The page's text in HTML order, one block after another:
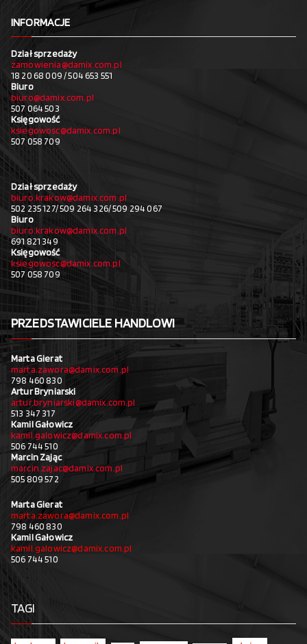
INFORMACJE
Dział sprzedaży
zamowienia@damix.com.pl
18 20 68 009 / 504 653 551
Biuro
biuro@damix.com.pl
507 064 503
Księgowość
ksiegowosc@damix.com.pl
507 058 709
Dział sprzedaży
biuro.krakow@damix.com.pl
502 235 127/ 509 264 326/ 509 294 067
Biuro
biuro.krakow@damix.com.pl
691 821 349
Księgowość
ksiegowosc@damix.com.pl
507 058 709
PRZEDSTAWICIELE HANDLOWI
Marta Gierat
marta.zawora@damix.com.pl
798 460 830
Artur Bryniarski
artur.bryniarski@damix.com.pl
513 347 317
Kamil Gałowicz
kamil.galowicz@damix.com.pl
506 744 510
Marcin Zając
marcin.zajac@damix.com.pl
505 809 572
Marta Gierat
marta.zawora@damix.com.pl
798 460 830
Kamil Gałowicz
kamil.galowicz@damix.com.pl
506 744 510
TAGI